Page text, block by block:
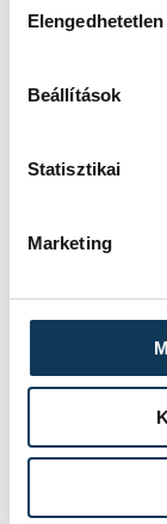
Elengedhetetlen
Beállítások
Statisztikai
Marketing
többre,